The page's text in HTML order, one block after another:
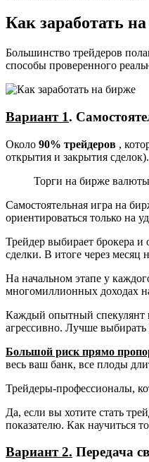
Как заработать
Большинство трейдеров
способы проверенного
Вариант 1.
Около 90% трейдеров ,
открытия и закрытия
Торги на бирже
Самостоятельная игра на
ориентироваться только на
Трейдер выбирает брокера
сделки. В итоге через месяц
На начальном этапе у
многомиллионных доходах
Каждый опытный спекулянт
агрессивно. Лучше выбирать
Большой риск прямо
весь ваш банк, все плоды
Трейдеры-профессионалы,
Да, если вы хотите стать
показателю. Как научиться
Вариант 2. Передача